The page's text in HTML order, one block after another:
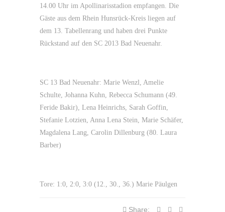
14.00 Uhr im Apollinarisstadion empfangen. Die
Gäste aus dem Rhein Hunsrück-Kreis liegen auf
dem 13. Tabellenrang und haben drei Punkte
Rückstand auf den SC 2013 Bad Neuenahr.
SC 13 Bad Neuenahr: Marie Wenzl, Amelie
Schulte, Johanna Kuhn, Rebecca Schumann (49.
Feride Bakir), Lena Heinrichs, Sarah Goffin,
Stefanie Lotzien, Anna Lena Stein, Marie Schäfer,
Magdalena Lang, Carolin Dillenburg (80. Laura
Barber)
Tore: 1:0, 2:0, 3:0 (12., 30., 36.) Marie Päulgen
Share: